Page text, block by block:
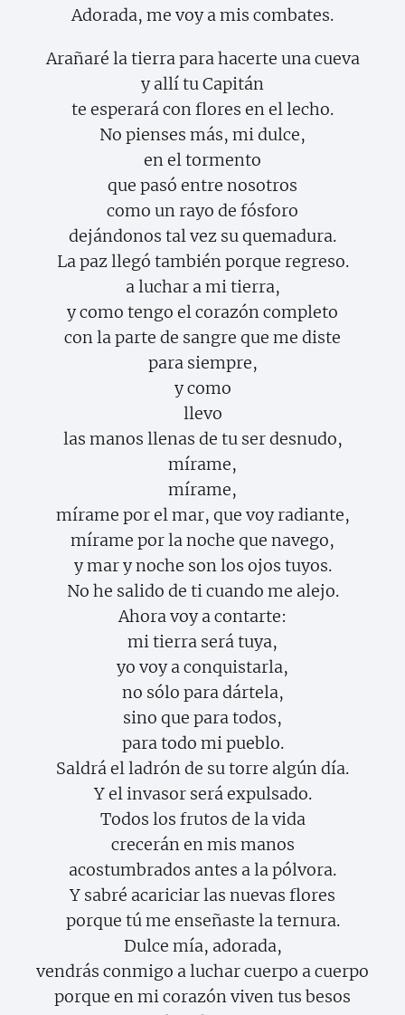
Adorada, me voy a mis combates.
Arañaré la tierra para hacerte una cueva
y allí tu Capitán
te esperará con flores en el lecho.
No pienses más, mi dulce,
en el tormento
que pasó entre nosotros
como un rayo de fósforo
dejándonos tal vez su quemadura.
La paz llegó también porque regreso.
a luchar a mi tierra,
y como tengo el corazón completo
con la parte de sangre que me diste
para siempre,
y como
llevo
las manos llenas de tu ser desnudo,
mírame,
mírame,
mírame por el mar, que voy radiante,
mírame por la noche que navego,
y mar y noche son los ojos tuyos.
No he salido de ti cuando me alejo.
Ahora voy a contarte:
mi tierra será tuya,
yo voy a conquistarla,
no sólo para dártela,
sino que para todos,
para todo mi pueblo.
Saldrá el ladrón de su torre algún día.
Y el invasor será expulsado.
Todos los frutos de la vida
crecerán en mis manos
acostumbrados antes a la pólvora.
Y sabré acariciar las nuevas flores
porque tú me enseñaste la ternura.
Dulce mía, adorada,
vendrás conmigo a luchar cuerpo a cuerpo
porque en mi corazón viven tus besos